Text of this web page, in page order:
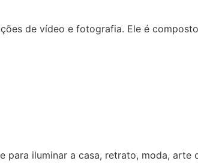
de vídeo e fotografia. Ele é
iluminar a casa, retrato, moda, arte